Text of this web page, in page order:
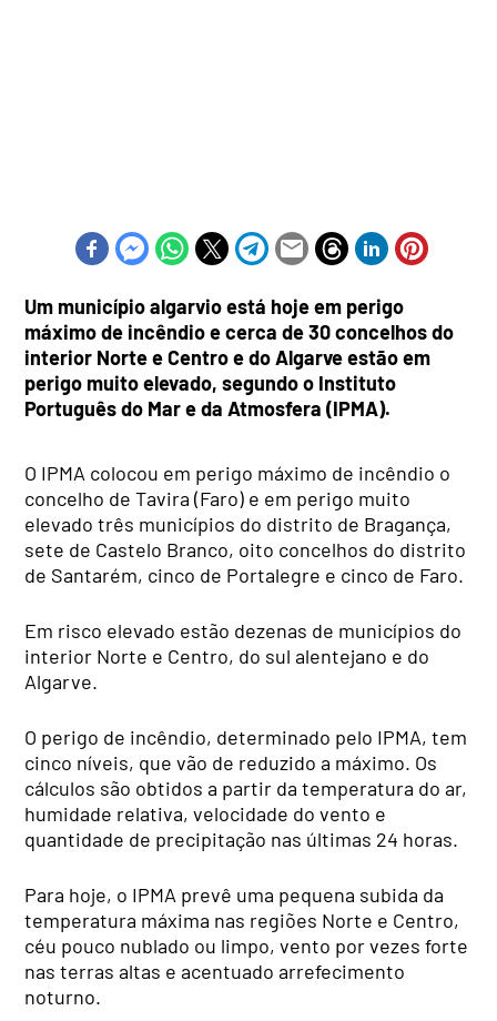
Um município algarvio está hoje em perigo
máximo de incêndio e cerca de 30 concelhos do
interior Norte e Centro e do Algarve estão em
perigo muito elevado, segundo o Instituto
Português do Mar e da Atmosfera (IPMA).
O IPMA colocou em perigo máximo de incêndio o
concelho de Tavira (Faro) e em perigo muito
elevado três municípios do distrito de Bragança,
sete de Castelo Branco, oito concelhos do distrito
de Santarém, cinco de Portalegre e cinco de Faro.
Em risco elevado estão dezenas de municípios do
interior Norte e Centro, do sul alentejano e do
Algarve.
O perigo de incêndio, determinado pelo IPMA, tem
cinco níveis, que vão de reduzido a máximo. Os
cálculos são obtidos a partir da temperatura do ar,
humidade relativa, velocidade do vento e
quantidade de precipitação nas últimas 24 horas.
Para hoje, o IPMA prevê uma pequena subida da
temperatura máxima nas regiões Norte e Centro,
céu pouco nublado ou limpo, vento por vezes forte
nas terras altas e acentuado arrefecimento
noturno.